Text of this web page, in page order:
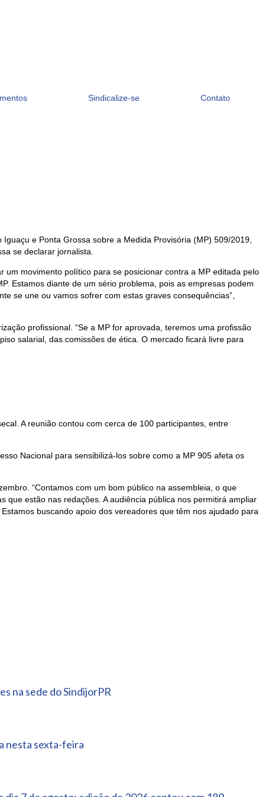
Sindicalize-se Contato
e Ponta Grossa sobre a Medida Provisória (MP) 509/2019,
se declarar jornalista.
movimento político para se posicionar contra a MP editada pelo
Estamos diante de um sério problema, pois as empresas podem
se une ou vamos sofrer com estas graves consequências”,
profissional. “Se a MP for aprovada, teremos uma profissão
salarial, das comissões de ética. O mercado ficará livre para
A reunião contou com cerca de 100 participantes, entre
Nacional para sensibilizá-los sobre como a MP 905 afeta os
“Contamos com um bom público na assembleia, o que
estão nas redações. A audiência pública nos permitirá ampliar
buscando apoio dos vereadores que têm nos ajudado para
na sede do SindijorPR
nesta sexta-feira